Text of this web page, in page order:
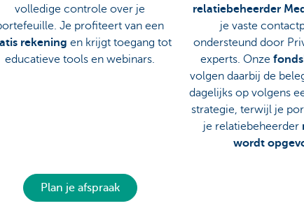
volledige controle over je
Je profiteert van een
rekening en krijgt toegang tot
educatieve tools en webinars.
relatiebeheerder
je vaste
ondersteund door
experts. Onze
volgen daarbij de
dagelijks op volgens
strategie, terwijl je
je relatiebeheerder
wordt
Plan je afspraak